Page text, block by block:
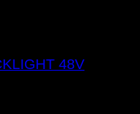
48V